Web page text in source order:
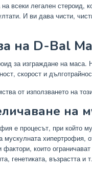
всеки легален стероид,
И ви дава чисти,
на D-Bal
за изграждане на
скорост и
от използването на
на
е процесът, при който
мускулната хипертрофия,
които
генетиката, възрастта и